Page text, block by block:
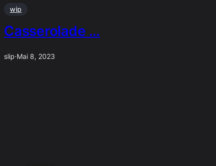
wip
Casserolade …
slip·Mai 8, 2023